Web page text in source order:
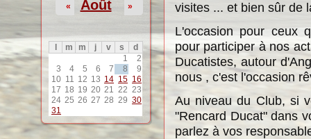
Août
« »
m m j v s
d
1
2
3
4 5 6 7 8
9
10 11 12 13 14 15 16
17 18 19 20 21 22 23
24 25 26 27 28 29 30
31
visites ... et bien sûr de
L'occasion pour ceux
pour participer à nos
Ducatistes, autour
nous , c'est l'occasion
Au niveau du Club, si
"Rencard Ducat" dans
parlez à vos